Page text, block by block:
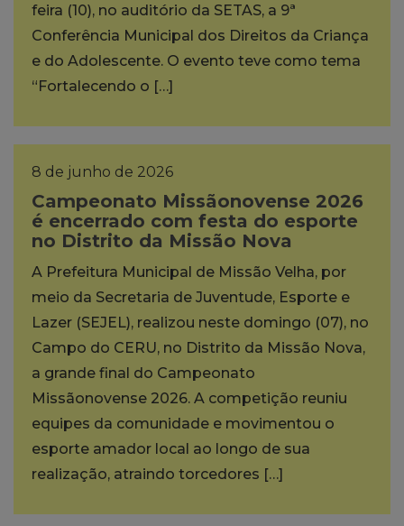
feira (10), no auditório da SETAS, a 9ª
Conferência Municipal dos Direitos da Criança
e do Adolescente. O evento teve como tema
“Fortalecendo o […]
8 de junho de 2026
Campeonato Missãonovense 2026
é encerrado com festa do esporte
no Distrito da Missão Nova
A Prefeitura Municipal de Missão Velha, por
meio da Secretaria de Juventude, Esporte e
Lazer (SEJEL), realizou neste domingo (07), no
Campo do CERU, no Distrito da Missão Nova,
a grande final do Campeonato
Missãonovense 2026. A competição reuniu
equipes da comunidade e movimentou o
esporte amador local ao longo de sua
realização, atraindo torcedores […]